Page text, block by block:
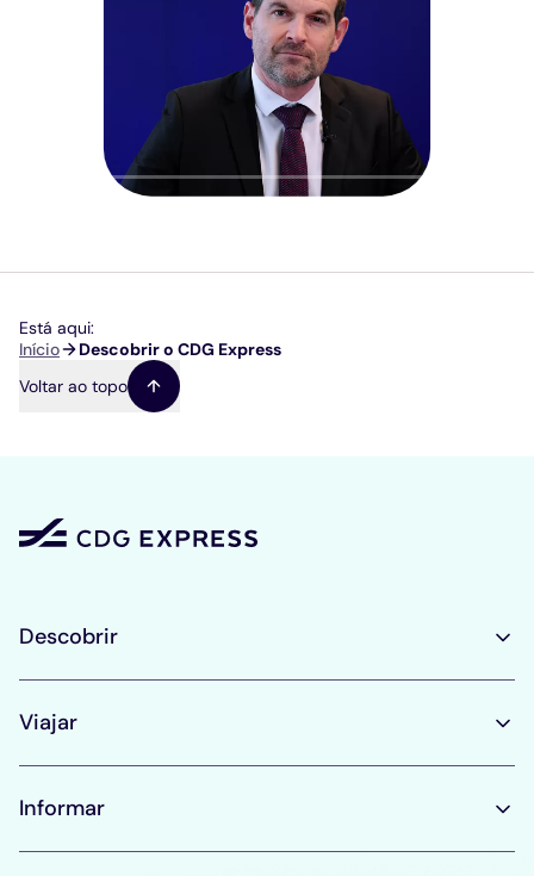
Está aqui:
Navegação
Início
Descobrir o CDG Express
Voltar ao topo
Descobrir
Viajar
Informar